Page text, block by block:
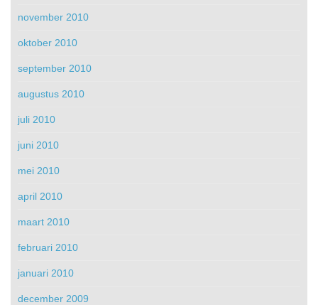
november 2010
oktober 2010
september 2010
augustus 2010
juli 2010
juni 2010
mei 2010
april 2010
maart 2010
februari 2010
januari 2010
december 2009